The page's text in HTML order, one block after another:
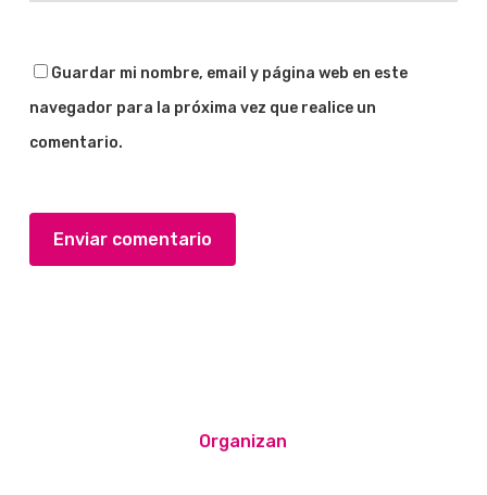
Guardar mi nombre, email y página web en este
navegador para la próxima vez que realice un
comentario.
Organizan